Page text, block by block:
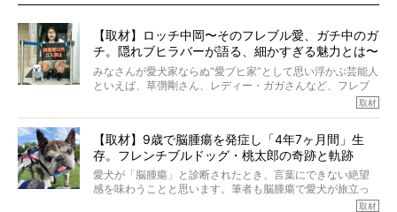
【取材】ロッチ中岡〜そのフレブル愛、ガチ中のガ
チ。隠れブヒラバーが語る、細かすぎる魅力とは〜
【前編】
みなさんが愛犬家ならぬ“愛ブヒ家”として思い浮かぶ芸能人
といえば、草彅剛さん、レディー・ガガさんなど、フレブ
ルを飼っている方が多いと思います。が、ロッチ中岡さん
んのインスタグラムを覗くと、たくさんのフレブルアカウ
ントがフォローされていて、わが『FRENCH BULLDOG
LIFE』モデルのnicoやトーラスも、その中の一頭。
そんな中岡さんに、フレブルの魅力を語っていただきまし
た。そのブヒ愛っぷりは、思ってた以上！ ガチ中のガチ
取材
【取材】9歳で脳腫瘍を発症し「4年7ヶ月間」生
存。フレンチブルドッグ・桃太郎の奇跡と軌跡
愛犬が「脳腫瘍」と診断されたとき、言葉にできない絶望
感を味わうことと思います。筆者も脳腫瘍で愛犬が旅立っ
たひとり。だからこそ、どれほど厄介で困難な病気かを理取材